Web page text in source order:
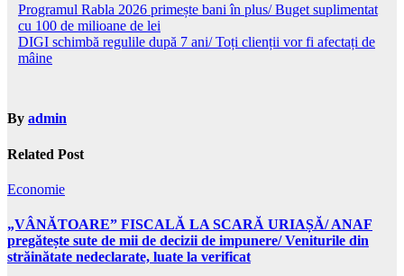
Navigare
în
articole
Programul Rabla 2026 primește bani în plus/ Buget suplimentat
cu 100 de milioane de lei
DIGI schimbă regulile după 7 ani/ Toți clienții vor fi afectați de
mâine
By admin
Related Post
Economie
„VÂNĂTOARE” FISCALĂ LA SCARĂ URIAȘĂ/ ANAF
pregătește sute de mii de decizii de impunere/ Veniturile din
străinătate nedeclarate, luate la verificat